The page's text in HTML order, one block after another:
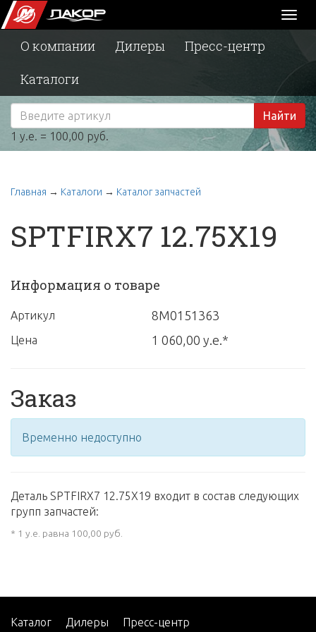
О компании Дилеры
Пресс-центр
Каталоги
Найти
1 у.е. = 100,00 руб.
Главная → Каталоги → Каталог запчастей
SPTFIRX7 12.75X19
Информация о товаре
Артикул 8M0151363
Цена 1 060,00 у.е.*
Заказ
Временно недоступно
Деталь SPTFIRX7 12.75X19 входит в состав следующих
групп запчастей:
* 1 у.е. равна 100,00 руб.
Каталог Дилеры
Пресс-центр